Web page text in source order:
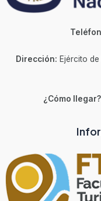
Dirección: Ejército
¿Cómo llegar?